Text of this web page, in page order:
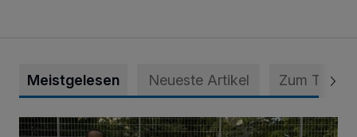
Meistgelesen Neueste Artikel Zum Thema
Bolzplatz-Tour: Viele Tore am Kalkumer Feld